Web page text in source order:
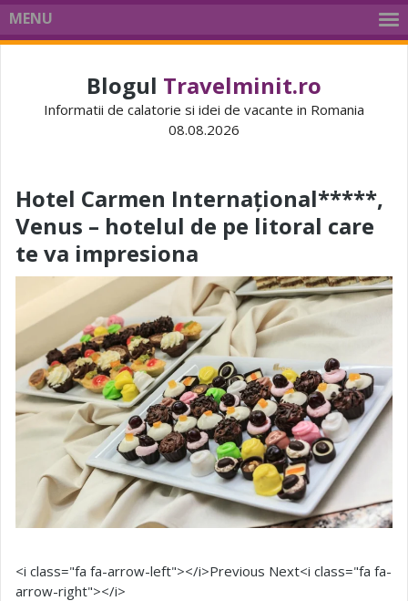
MENU
Blogul Travelminit.ro
Informatii de calatorie si idei de vacante in Romania
08.08.2026
Hotel Carmen Internațional*****,
Venus – hotelul de pe litoral care
te va impresiona
<i class="fa fa-arrow-left"></i>Previous Next<i class="fa fa-
arrow-right"></i>